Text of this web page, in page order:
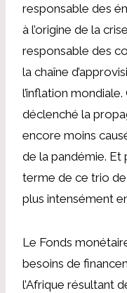
responsable des
à l’origine de la
responsable des
la chaîne
l’inflation mondiale.
déclenché la
encore moins
de la pandémie. Et
terme de ce trio
plus intensément
Le Fonds
besoins de
l’Afrique résultant